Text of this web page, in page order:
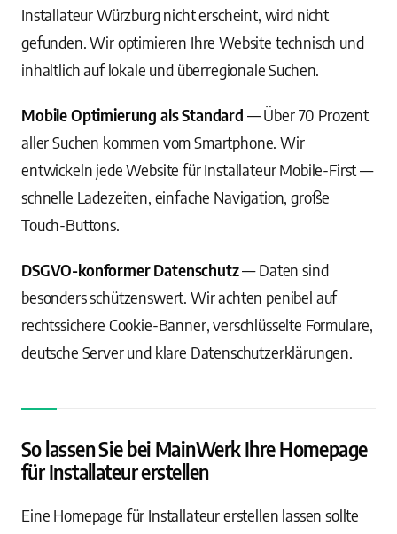
Installateur Würzburg nicht erscheint, wird nicht
gefunden. Wir optimieren Ihre Website technisch und
inhaltlich auf lokale und überregionale Suchen.
Mobile Optimierung als Standard — Über 70 Prozent
aller Suchen kommen vom Smartphone. Wir
entwickeln jede Website für Installateur Mobile-First —
schnelle Ladezeiten, einfache Navigation, große
Touch-Buttons.
DSGVO-konformer Datenschutz— Daten sind
besonders schützenswert. Wir achten penibel auf
rechtssichere Cookie-Banner, verschlüsselte Formulare,
deutsche Server und klare Datenschutzerklärungen.
So lassen Sie bei MainWerk Ihre Homepage
für Installateur erstellen
Eine Homepage für Installateur erstellen lassen sollte